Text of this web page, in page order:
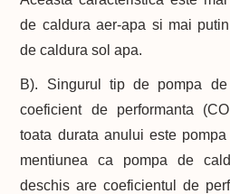
de caldura aer-apa si mai
de caldura sol apa.
B). Singurul tip de pompa
coeficient de performanta
toata durata anului este
mentiunea ca pompa de
deschis are coeficientul de